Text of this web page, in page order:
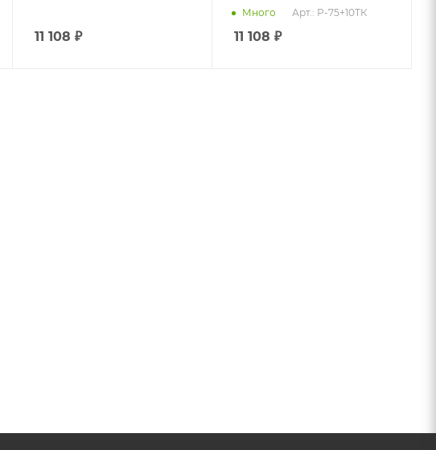
11 108 ₽
Много Арт.: Р-75+10ТК
11 108 ₽